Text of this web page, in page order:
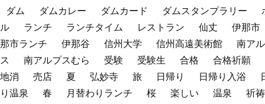
ダム
ダムカレー ダムカード ダムスタンプラリー
ル
ランチ ランチタイム レストラン 仙丈
伊那市
那市ランチ
伊那谷 信州大学 信州高遠美術館
南ア
ス
南アルプスむら 受験 受験生 合格
合格祈願
地消
売店 夏 弘妙寺 旅 日帰り 日帰り入浴
り温泉
春 月替わりランチ 桜 楽しい 温泉
祈祷